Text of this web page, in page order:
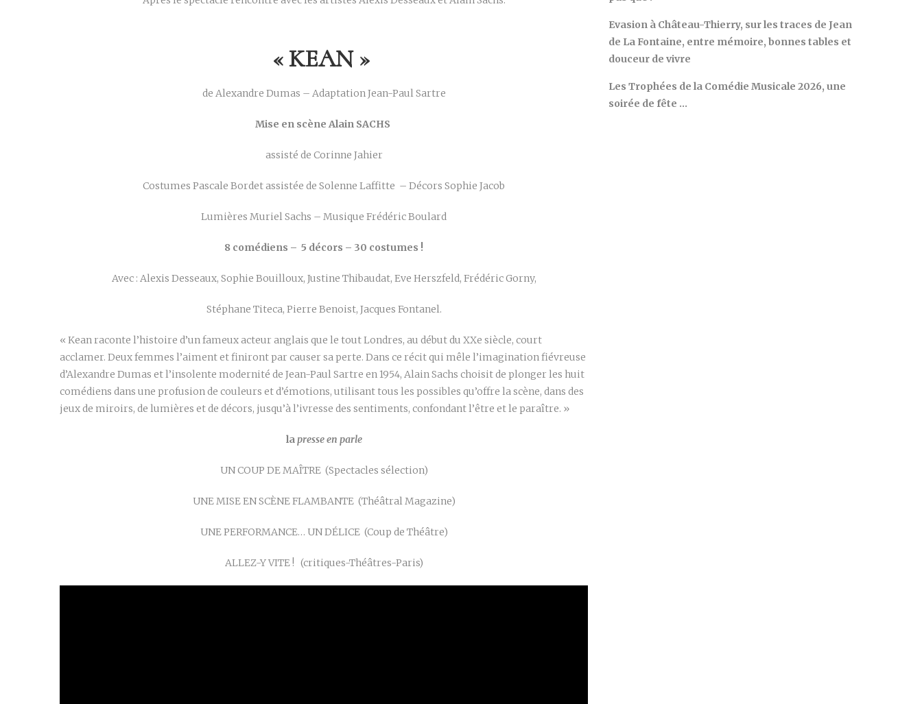
« KEAN »
de Alexandre Dumas – Adaptation Jean-Paul Sartre
Mise en scène Alain SACHS
assisté de Corinne Jahier
Costumes Pascale Bordet assistée de Solenne Laffitte – Décors Sophie Jacob
Lumières Muriel Sachs – Musique Frédéric Boulard
8 comédiens – 5 décors – 30 costumes !
Avec : Alexis Desseaux, Sophie Bouilloux, Justine Thibaudat, Eve Herszfeld, Frédéric Gorny,
Stéphane Titeca, Pierre Benoist, Jacques Fontanel.
« Kean raconte l’histoire d’un fameux acteur anglais que le tout Londres, au début du XXe siècle, court
acclamer. Deux femmes l’aiment et finiront par causer sa perte. Dans ce récit qui mêle l’imagination fiévreuse
d’Alexandre Dumas et l’insolente modernité de Jean-Paul Sartre en 1954, Alain Sachs choisit de plonger les huit
comédiens dans une profusion de couleurs et d’émotions, utilisant tous les possibles qu’offre la scène, dans des
jeux de miroirs, de lumières et de décors, jusqu’à l’ivresse des sentiments, confondant l’être et le paraître. »
lapresse en parle
UN COUP DE MAÎTRE (Spectacles sélection)
UNE MISE EN SCÈNE FLAMBANTE (Théâtral Magazine)
UNE PERFORMANCE… UN DÉLICE (Coup de Théâtre)
ALLEZ-Y VITE ! (critiques-Théâtres-Paris)
Evasion à Château-Thierry, sur les traces de Jean
de La Fontaine, entre mémoire, bonnes tables et
douceur de vivre
Les Trophées de la Comédie Musicale 2026, une
soirée de fête …